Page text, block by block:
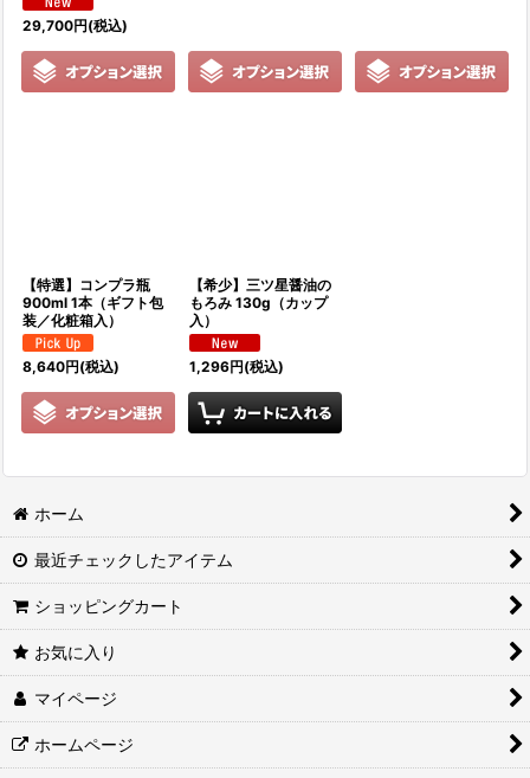
29,700円(税込)
【特選】コンプラ瓶
900ml 1本（ギフト包
装／化粧箱入）
8,640円(税込)
【希少】三ツ星醤油の
もろみ 130g（カップ
入）
1,296円(税込)
ホーム
最近チェックしたアイテム
ショッピングカート
お気に入り
マイページ
ホームページ